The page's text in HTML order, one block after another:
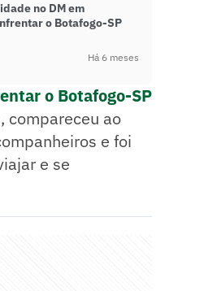
no DM em
o Botafogo-SP
Há 6 meses
o Botafogo-SP
compareceu ao
e foi
e se